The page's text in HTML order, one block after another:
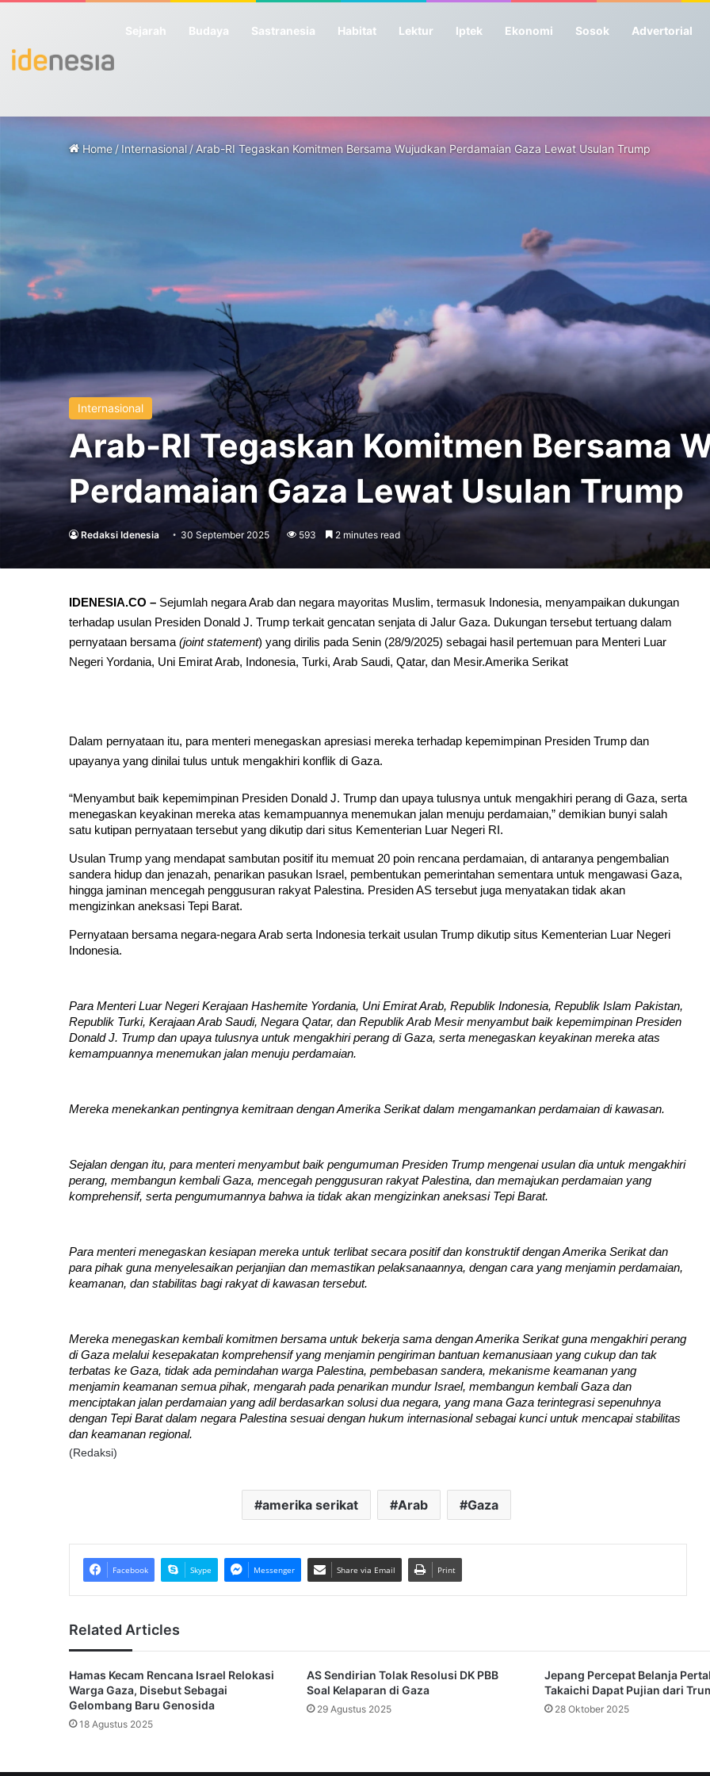
Sejarah Budaya Sastranesia Habitat Lektur Iptek Ekonomi Sosok Advertorial
Home /Internasional/Arab-RI Tegaskan Komitmen Bersama Wujudkan Perdamaian Gaza Lewat Usulan Trump
Internasional
Arab-RI Tegaskan Komitmen Bersama
Perdamaian Gaza Lewat Usulan Trump
Redaksi Idenesia 30 September 2025 593 2 minutes read
IDENESIA.CO – Sejumlah negara Arab dan negara mayoritas Muslim, termasuk Indonesia, menyampaikan dukungan
terhadap usulan Presiden Donald J. Trump terkait gencatan senjata di Jalur Gaza. Dukungan tersebut tertuang dalam
pernyataan bersama (joint statement) yang dirilis pada Senin (28/9/2025) sebagai hasil pertemuan para Menteri Luar
Negeri Yordania, Uni Emirat Arab, Indonesia, Turki, Arab Saudi, Qatar, dan Mesir.Amerika Serikat
Dalam pernyataan itu, para menteri menegaskan apresiasi mereka terhadap kepemimpinan Presiden Trump dan
upayanya yang dinilai tulus untuk mengakhiri konflik di Gaza.
“Menyambut baik kepemimpinan Presiden Donald J. Trump dan upaya tulusnya untuk mengakhiri perang di Gaza, serta
menegaskan keyakinan mereka atas kemampuannya menemukan jalan menuju perdamaian,” demikian bunyi salah
satu kutipan pernyataan tersebut yang dikutip dari situs Kementerian Luar Negeri RI.
Usulan Trump yang mendapat sambutan positif itu memuat 20 poin rencana perdamaian, di antaranya pengembalian
sandera hidup dan jenazah, penarikan pasukan Israel, pembentukan pemerintahan sementara untuk mengawasi Gaza,
hingga jaminan mencegah penggusuran rakyat Palestina. Presiden AS tersebut juga menyatakan tidak akan
mengizinkan aneksasi Tepi Barat.
Pernyataan bersama negara-negara Arab serta Indonesia terkait usulan Trump dikutip situs Kementerian Luar Negeri
Indonesia.
Para Menteri Luar Negeri Kerajaan Hashemite Yordania, Uni Emirat Arab, Republik Indonesia, Republik Islam Pakistan,
Republik Turki, Kerajaan Arab Saudi, Negara Qatar, dan Republik Arab Mesir menyambut baik kepemimpinan Presiden
Donald J. Trump dan upaya tulusnya untuk mengakhiri perang di Gaza, serta menegaskan keyakinan mereka atas
kemampuannya menemukan jalan menuju perdamaian.
Mereka menekankan pentingnya kemitraan dengan Amerika Serikat dalam mengamankan perdamaian di kawasan.
Sejalan dengan itu, para menteri menyambut baik pengumuman Presiden Trump mengenai usulan dia untuk mengakhiri
perang, membangun kembali Gaza, mencegah penggusuran rakyat Palestina, dan memajukan perdamaian yang
komprehensif, serta pengumumannya bahwa ia tidak akan mengizinkan aneksasi Tepi Barat.
Para menteri menegaskan kesiapan mereka untuk terlibat secara positif dan konstruktif dengan Amerika Serikat dan
para pihak guna menyelesaikan perjanjian dan memastikan pelaksanaannya, dengan cara yang menjamin perdamaian,
keamanan, dan stabilitas bagi rakyat di kawasan tersebut.
Mereka menegaskan kembali komitmen bersama untuk bekerja sama dengan Amerika Serikat guna mengakhiri perang
di Gaza melalui kesepakatan komprehensif yang menjamin pengiriman bantuan kemanusiaan yang cukup dan tak
terbatas ke Gaza, tidak ada pemindahan warga Palestina, pembebasan sandera, mekanisme keamanan yang
menjamin keamanan semua pihak, mengarah pada penarikan mundur Israel, membangun kembali Gaza dan
menciptakan jalan perdamaian yang adil berdasarkan solusi dua negara, yang mana Gaza terintegrasi sepenuhnya
dengan Tepi Barat dalam negara Palestina sesuai dengan hukum internasional sebagai kunci untuk mencapai stabilitas
dan keamanan regional.
(Redaksi)
amerika serikat Arab Gaza
Facebook Skype Messenger Share via Email Print
Related Articles
Hamas Kecam Rencana Israel Relokasi
Warga Gaza, Disebut Sebagai
Gelombang Baru Genosida
18 Agustus 2025
AS Sendirian Tolak Resolusi DK PBB
Soal Kelaparan di Gaza
29 Agustus 2025
Jepang Percepat Belanja
Takaichi Dapat Pujian dari
28 Oktober 2025